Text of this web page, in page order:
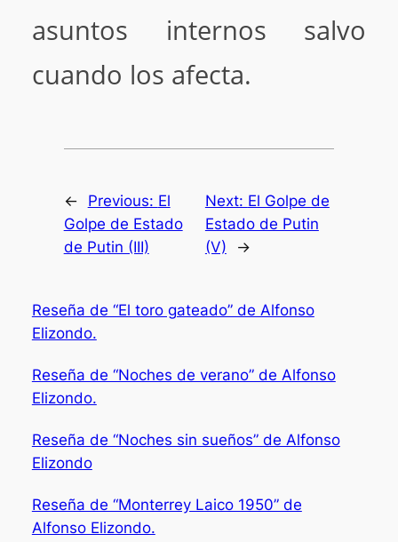
asuntos internos salvo
cuando los afecta.
← Previous: El
Golpe de Estado
de Putin (III)
Next: El Golpe de
Estado de Putin
(V)
→
Reseña de “El toro gateado” de Alfonso
Elizondo.
Reseña de “Noches de verano” de Alfonso
Elizondo.
Reseña de “Noches sin sueños” de Alfonso
Elizondo
Reseña de “Monterrey Laico 1950” de
Alfonso Elizondo.